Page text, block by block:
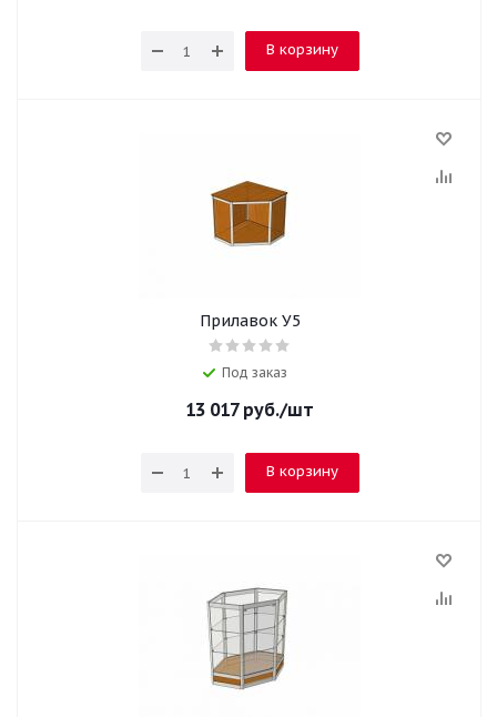
В корзину
Прилавок У5
Под заказ
13 017руб./шт
В корзину